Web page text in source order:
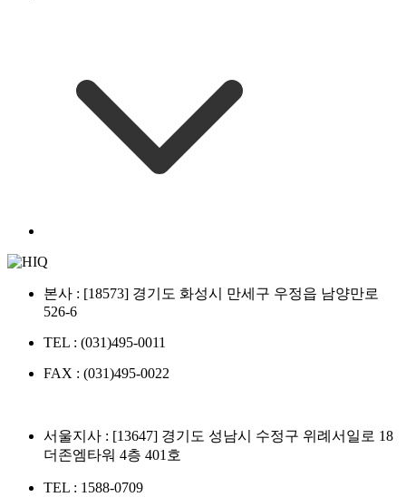
본사 : [18573] 경기도 화성시 만세구 우정읍 남양만로
526-6
TEL : (031)495-0011
FAX : (031)495-0022
서울지사 : [13647] 경기도 성남시 수정구 위례서일로 18
더존엠타워 4층 401호
TEL : 1588-0709